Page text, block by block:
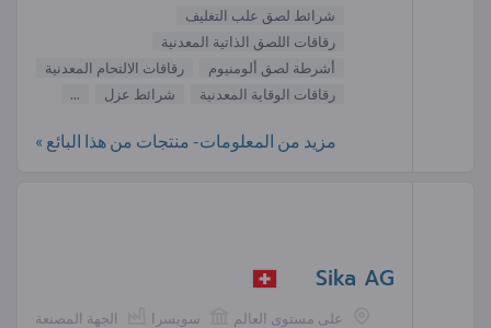
شرائط لصق علب التغليف
رقاقات اللصق الذاتية المعدنية
أشرطة لصق ألومنيوم
رقاقات الالتحام المعدنية
رقاقات الوقاية المعدنية
شرائط عزل ...
مزيد من المعلومات- منتجات من هذا البائع »
Sika AG
الجهة المصنعة سويسرا على مستوى العالم